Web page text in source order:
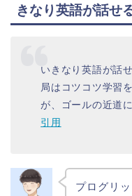
きなり英語が話せ
いきなり英語が話
局はコツコツ学習
が、ゴールの近道
引用
プログリ